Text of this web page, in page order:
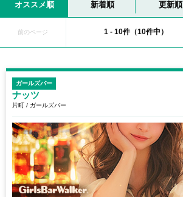
を取ることをおすすめします！
オススメ順 新着順 更新順
前のページ 1 - 10件（10件中）
ガールズバー
ナッツ
片町 / ガールズバー